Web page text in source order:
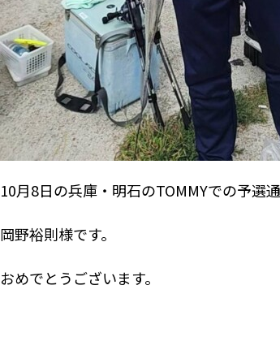
10月8日の兵庫・明石のTOMMYでの予選
岡野裕則様です。
おめでとうございます。